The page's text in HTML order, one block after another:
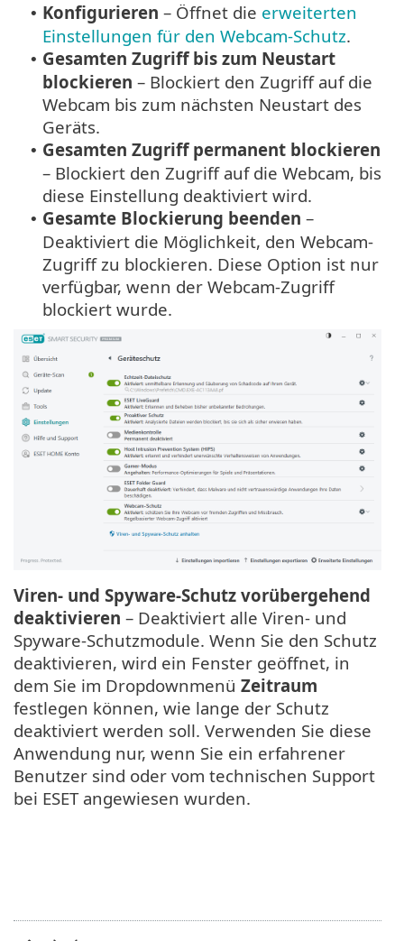
• Konfigurieren – Öffnet die erweiterten
Einstellungen für den Webcam-Schutz.
• Gesamten Zugriff bis zum Neustart
blockieren – Blockiert den Zugriff auf die
Webcam bis zum nächsten Neustart des
Geräts.
• Gesamten Zugriff permanent blockieren
– Blockiert den Zugriff auf die Webcam, bis
diese Einstellung deaktiviert wird.
• Gesamte Blockierung beenden –
Deaktiviert die Möglichkeit, den Webcam-
Zugriff zu blockieren. Diese Option ist nur
verfügbar, wenn der Webcam-Zugriff
blockiert wurde.
Viren- und Spyware-Schutz vorübergehend
deaktivieren – Deaktiviert alle Viren- und
Spyware-Schutzmodule. Wenn Sie den Schutz
deaktivieren, wird ein Fenster geöffnet, in
dem Sie im Dropdownmenü Zeitraum
festlegen können, wie lange der Schutz
deaktiviert werden soll. Verwenden Sie diese
Anwendung nur, wenn Sie ein erfahrener
Benutzer sind oder vom technischen Support
bei ESET angewiesen wurden.